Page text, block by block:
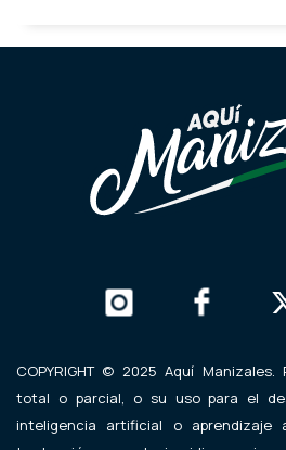
COPYRIGHT © 2025 Aquí
total o parcial, o su uso para el
inteligencia artificial o aprendizaje